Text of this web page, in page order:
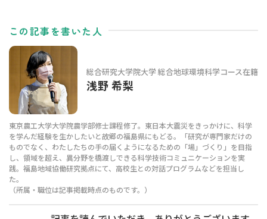
この記事を書いた人
浅野 希梨
総合研究大学院大学 総合地球環境科学コース在籍
東京農工大学大学院農学部修士課程修了。東日本大震災をきっかけに、科学
を学んだ経験を生かしたいと故郷の福島県にもどる。「研究が専門家だけの
ものでなく、わたしたちの手の届くようになるための「場」づくり」を目指
し、領域を超え、異分野を橋渡しできる科学技術コミュニケーションを実
践。福島地域協働研究拠点にて、高校生との対話プログラムなどを担当し
た。
（所属・職位は記事掲載時点のものです。）